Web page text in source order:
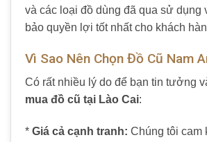
và các loại đồ dùng đã qua sử
bảo quyền lợi tốt nhất cho khách
Vì Sao Nên Chọn Đồ Cũ Nam
Có rất nhiều lý do để bạn tin tưởng
mua đồ cũ tại Lào Cai:
* Giá cả cạnh tranh: Chúng tôi cam